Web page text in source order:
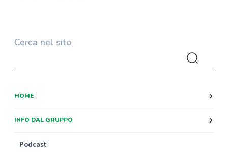
Cerca nel sito
HOME
INFO DAL GRUPPO
Podcast